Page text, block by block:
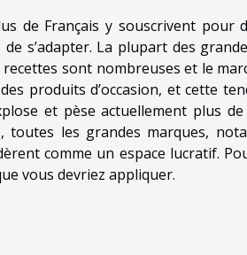
de Français y souscrivent pour
s’adapter. La plupart des
sont nombreuses et le
produits d’occasion, et cette
et pèse actuellement plus
toutes les grandes marques,
comme un espace lucratif.
vous devriez appliquer.